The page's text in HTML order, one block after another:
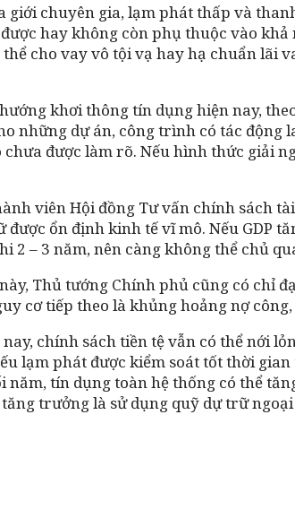
giới chuyên gia, lạm phát thấp và
hay không còn phụ thuộc vào
cho vay vô tội vạ hay hạ chuẩn lãi
khơi thông tín dụng hiện nay,
những dự án, công trình có tác
chưa được làm rõ. Nếu hình thức giải
viên Hội đồng Tư vấn chính sách
được ổn định kinh tế vĩ mô. Nếu GDP
2 – 3 năm, nên càng không thể chủ
Thủ tướng Chính phủ cũng có chỉ
cơ tiếp theo là khủng hoảng nợ
chính sách tiền tệ vẫn có thể nới
lạm phát được kiểm soát tốt thời
tín dụng toàn hệ thống có thể
trưởng là sử dụng quỹ dự trữ